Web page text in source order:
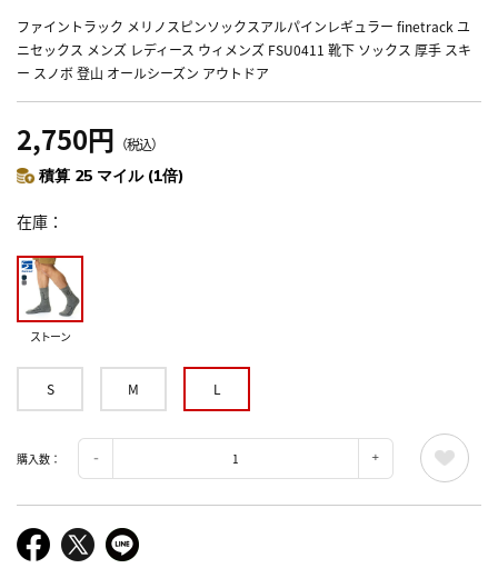
ファイントラック メリノスピンソックスアルパインレギュラー finetrack ユ
ニセックス メンズ レディース ウィメンズ FSU0411 靴下 ソックス 厚手 スキ
ー スノボ 登山 オールシーズン アウトドア
2,750円 （税込）
積算 25 マイル (1倍)
在庫
ストーン
S M L
購入数：